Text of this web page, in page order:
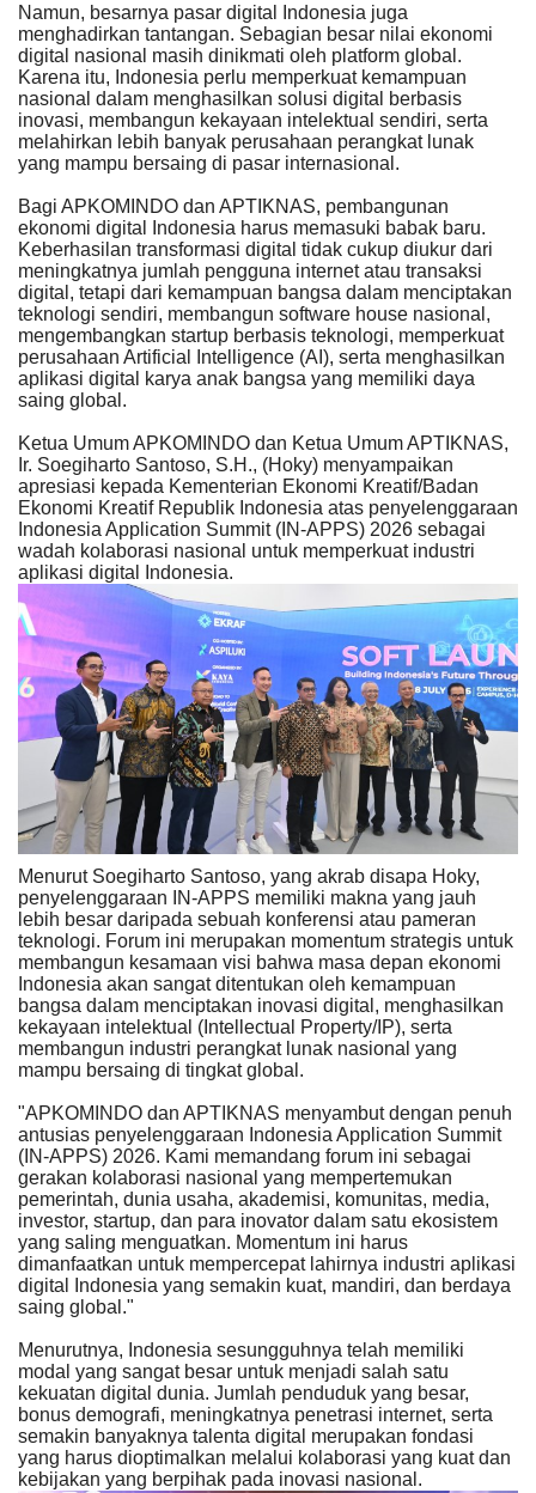
Namun, besarnya pasar digital Indonesia juga
menghadirkan tantangan. Sebagian besar nilai ekonomi
digital nasional masih dinikmati oleh platform global.
Karena itu, Indonesia perlu memperkuat kemampuan
nasional dalam menghasilkan solusi digital berbasis
inovasi, membangun kekayaan intelektual sendiri, serta
melahirkan lebih banyak perusahaan perangkat lunak
yang mampu bersaing di pasar internasional.
Bagi APKOMINDO dan APTIKNAS, pembangunan
ekonomi digital Indonesia harus memasuki babak baru.
Keberhasilan transformasi digital tidak cukup diukur dari
meningkatnya jumlah pengguna internet atau transaksi
digital, tetapi dari kemampuan bangsa dalam menciptakan
teknologi sendiri, membangun software house nasional,
mengembangkan startup berbasis teknologi, memperkuat
perusahaan Artificial Intelligence (AI), serta menghasilkan
aplikasi digital karya anak bangsa yang memiliki daya
saing global.
Ketua Umum APKOMINDO dan Ketua Umum APTIKNAS,
Ir. Soegiharto Santoso, S.H., (Hoky) menyampaikan
apresiasi kepada Kementerian Ekonomi Kreatif/Badan
Ekonomi Kreatif Republik Indonesia atas penyelenggaraan
Indonesia Application Summit (IN-APPS) 2026 sebagai
wadah kolaborasi nasional untuk memperkuat industri
aplikasi digital Indonesia.
Menurut Soegiharto Santoso, yang akrab disapa Hoky,
penyelenggaraan IN-APPS memiliki makna yang jauh
lebih besar daripada sebuah konferensi atau pameran
teknologi. Forum ini merupakan momentum strategis untuk
membangun kesamaan visi bahwa masa depan ekonomi
Indonesia akan sangat ditentukan oleh kemampuan
bangsa dalam menciptakan inovasi digital, menghasilkan
kekayaan intelektual (Intellectual Property/IP), serta
membangun industri perangkat lunak nasional yang
mampu bersaing di tingkat global.
"APKOMINDO dan APTIKNAS menyambut dengan penuh
antusias penyelenggaraan Indonesia Application Summit
(IN-APPS) 2026. Kami memandang forum ini sebagai
gerakan kolaborasi nasional yang mempertemukan
pemerintah, dunia usaha, akademisi, komunitas, media,
investor, startup, dan para inovator dalam satu ekosistem
yang saling menguatkan. Momentum ini harus
dimanfaatkan untuk mempercepat lahirnya industri aplikasi
digital Indonesia yang semakin kuat, mandiri, dan berdaya
saing global."
Menurutnya, Indonesia sesungguhnya telah memiliki
modal yang sangat besar untuk menjadi salah satu
kekuatan digital dunia. Jumlah penduduk yang besar,
bonus demografi, meningkatnya penetrasi internet, serta
semakin banyaknya talenta digital merupakan fondasi
yang harus dioptimalkan melalui kolaborasi yang kuat dan
kebijakan yang berpihak pada inovasi nasional.